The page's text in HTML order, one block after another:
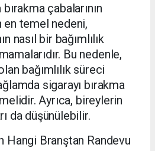
çabalarının
en temel nedeni,
nasıl bir bağımlılık
Bu nedenle,
bağımlılık süreci
sigarayı bırakma
Ayrıca, bireylerin
da düşünülebilir.
Hangi Branştan Randevu